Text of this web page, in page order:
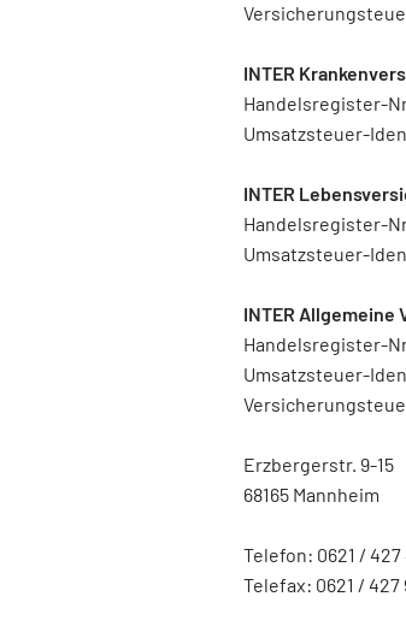
INTER
Handelsregister-
Umsatzsteuer-
INTER
Handelsregister-
Umsatzsteuer-
INTER Allgemeine
Handelsregister-
Umsatzsteuer-
Erzbergerstr. 9-15
68165 Mannheim
Telefon: 0621 / 427
Telefax: 0621 / 427